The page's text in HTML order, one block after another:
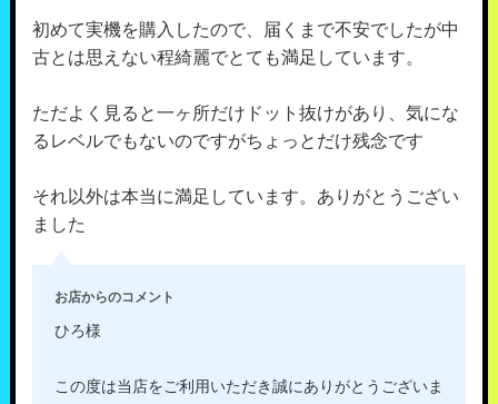
初めて実機を購入したので、届くまで不安でしたが中
古とは思えない程綺麗でとても満足しています。
ただよく見ると一ヶ所だけドット抜けがあり、気にな
るレベルでもないのですがちょっとだけ残念です
それ以外は本当に満足しています。ありがとうござい
ました
お店からのコメント
ひろ様
この度は当店をご利用いただき誠にありがとうございま